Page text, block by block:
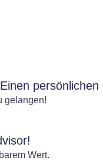
persönlichen
gelangen!
Wert.